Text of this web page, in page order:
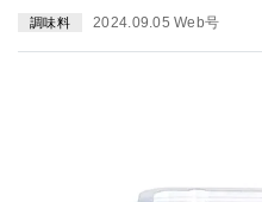
調味料 2024.09.05 Web号